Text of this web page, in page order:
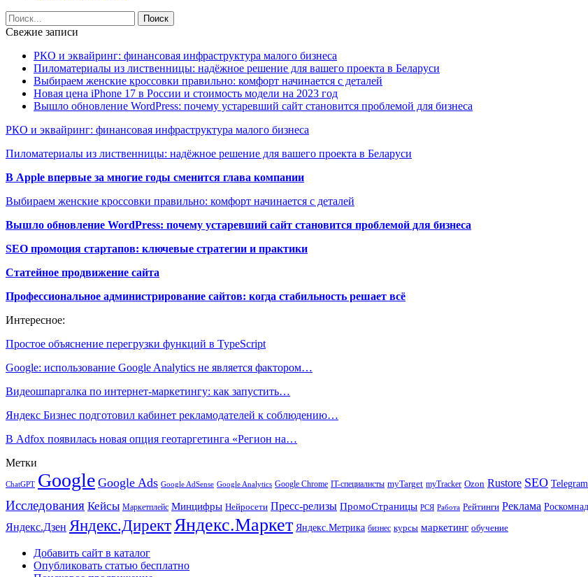
Свежие записи
РКО и эквайринг: финансовая инфраструктура малого бизнеса
Пиломатериалы из лиственницы: надёжное решение для вашего проекта в Беларуси
Выбираем женские кроссовки правильно: комфорт начинается с деталей
Новая цена iPhone 17 в России и стоимость модели на 2023 год
Вышло обновление WordPress: почему устаревший сайт становится проблемой для бизнеса
РКО и эквайринг: финансовая инфраструктура малого бизнеса
Пиломатериалы из лиственницы: надёжное решение для вашего проекта в Беларуси
В Apple впервые за многие годы сменится глава компании
Выбираем женские кроссовки правильно: комфорт начинается с деталей
Вышло обновление WordPress: почему устаревший сайт становится проблемой для бизнеса
SEO промоция стартапов: ключевые стратегии и практики
Статейное продвижение сайта
Профессиональное администрирование сайтов: когда стабильность решает всё
Интересное:
Простое объяснение перегрузки функций в TypeScript
Google: использование Google Analytics не является фактором…
Видеошпаргалка по интернет-маркетингу: как запустить…
Яндекс Бизнес подготовил кабинет рекламодателей к соблюдению…
В Adfox появилась новая опция геотаргетинга «Регион на…
Метки
ChatGPT Google Google Ads Google AdSense Google Analytics Google Chrome IT-специалисты myTarget myTracker Ozon Rustore SEO Telegram
Исследования Кейсы Маркетплейс Минцифры Нейросети Пресс-релизы ПромоСтраницы РСЯ Работа Рейтинги Реклама
Яндекс.Дзен Яндекс.ДиректЯндекс.Маркет Яндекс.Метрика бизнес курсы маркетинг обучение
Добавить сайт в каталог
Опубликовать статью бесплатно